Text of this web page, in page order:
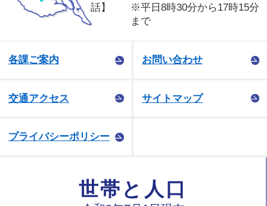
話】
※平日8時30分から17時15分
まで
各課ご案内 お問い合わせ
交通アクセス サイトマップ
プライバシーポリシー